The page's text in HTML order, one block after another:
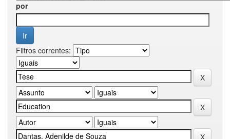
por
Filtros correntes: